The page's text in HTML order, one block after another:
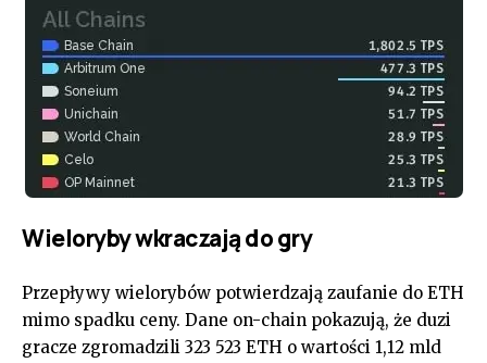
Wieloryby wkraczają do gry
Przepływy wielorybów potwierdzają zaufanie do ETH
mimo spadku ceny. Dane on-chain pokazują, że duzi
gracze zgromadzili 323 523 ETH o wartości 1,12 mld